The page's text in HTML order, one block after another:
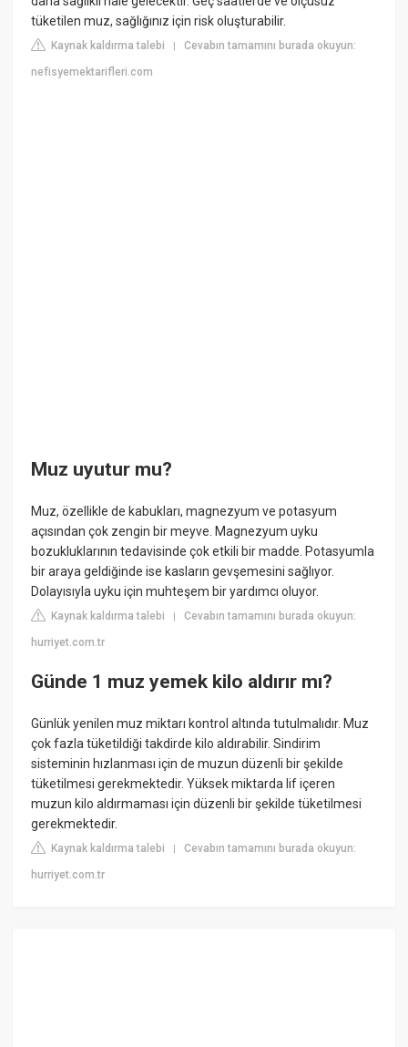
tüketilen muz, sağlığınız için risk oluşturabilir.
Kaynak kaldırma talebi |Cevabın tamamını burada okuyun:
nefisyemektarifleri.com
Muz uyutur mu?
Muz, özellikle de kabukları, magnezyum ve potasyum
açısından çok zengin bir meyve. Magnezyum uyku
bozukluklarının tedavisinde çok etkili bir madde. Potasyumla
bir araya geldiğinde ise kasların gevşemesini sağlıyor.
Dolayısıyla uyku için muhteşem bir yardımcı oluyor.
Kaynak kaldırma talebi |Cevabın tamamını burada okuyun:
hurriyet.com.tr
Günde 1 muz yemek kilo aldırır mı?
Günlük yenilen muz miktarı kontrol altında tutulmalıdır. Muz
çok fazla tüketildiği takdirde kilo aldırabilir. Sindirim
sisteminin hızlanması için de muzun düzenli bir şekilde
tüketilmesi gerekmektedir. Yüksek miktarda lif içeren
muzun kilo aldırmaması için düzenli bir şekilde tüketilmesi
gerekmektedir.
Kaynak kaldırma talebi |Cevabın tamamını burada okuyun:
hurriyet.com.tr